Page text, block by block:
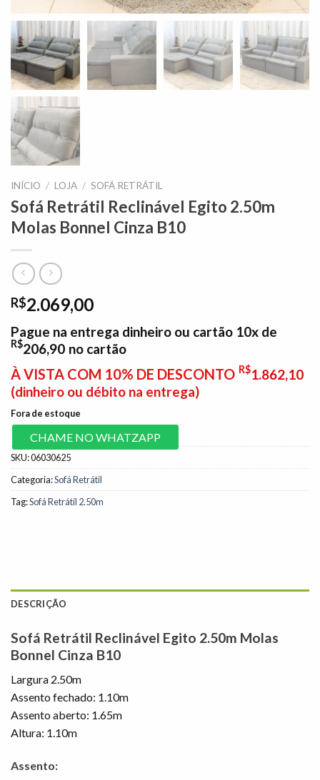
INÍCIO / LOJA / SOFÁ RETRÁTIL
Sofá Retrátil Reclinável Egito 2.50m
Molas Bonnel Cinza B10
R$2.069,00
Pague na entrega dinheiro ou cartão 10x de
R$206,90 no cartão
À VISTA COM 10% DE DESCONTO R$1.862,10
(dinheiro ou débito na entrega)
Fora de estoque
CHAME NO WHATZAPP
SKU:06030625
Categoria:Sofá Retrátil
Tag:Sofá Retrátil 2.50m
DESCRIÇÃO
Sofá Retrátil Reclinável Egito 2.50m Molas
Bonnel Cinza B10
Largura 2.50m
Assento fechado: 1.10m
Assento aberto: 1.65m
Altura: 1.10m
Assento: